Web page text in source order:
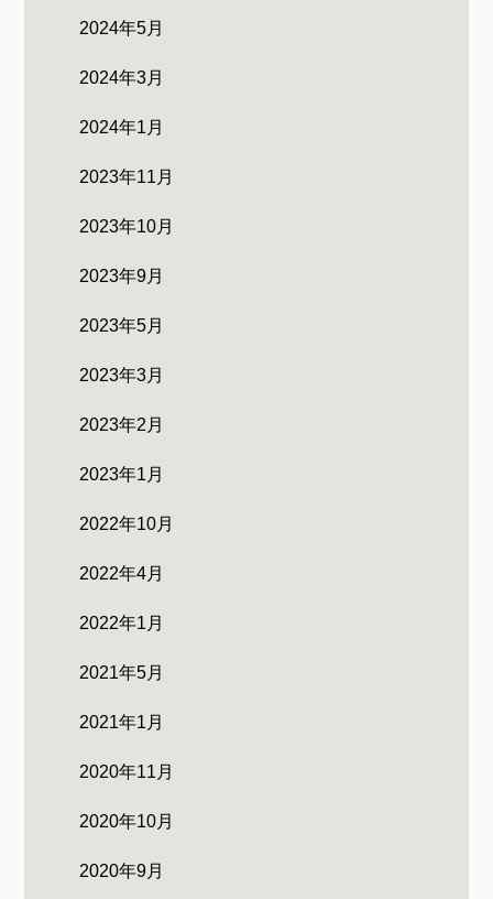
2024年5月
2024年3月
2024年1月
2023年11月
2023年10月
2023年9月
2023年5月
2023年3月
2023年2月
2023年1月
2022年10月
2022年4月
2022年1月
2021年5月
2021年1月
2020年11月
2020年10月
2020年9月